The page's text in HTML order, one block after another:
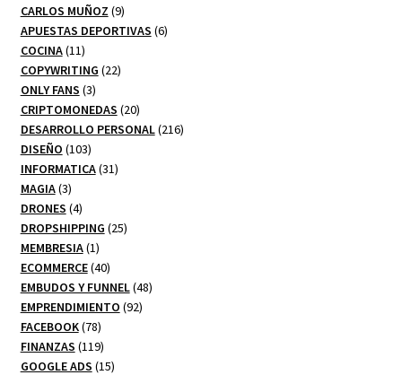
productos
CARLOS MUÑOZ 99
productos
APUESTAS DEPORTIVAS 66
COCINA 1111
productos
COPYWRITING 2222
ONLY FANS 33
productos
CRIPTOMONEDAS 2020
productos
DESARROLLO PERSONAL 216216
DISEÑO 103103
productos
INFORMATICA 3131
MAGIA 33
productos
DRONES 44
productos
DROPSHIPPING 2525
MEMBRESIA 11
producto
ECOMMERCE 4040
productos
EMBUDOS Y FUNNEL 4848
EMPRENDIMIENTO 9292
FACEBOOK 7878
productos
FINANZAS 119119
productos
GOOGLE ADS 1515